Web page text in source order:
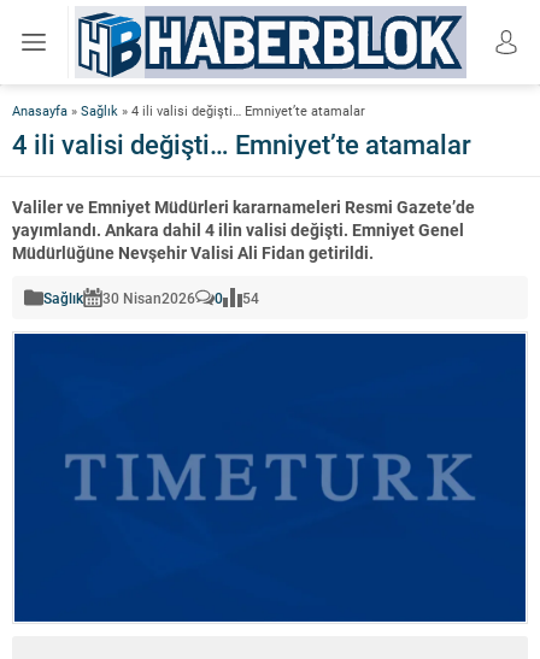
Anasayfa » Sağlık » 4 ili valisi değişti… Emniyet’te atamalar
4 ili valisi değişti… Emniyet’te atamalar
Valiler ve Emniyet Müdürleri kararnameleri Resmi Gazete’de
yayımlandı. Ankara dahil 4 ilin valisi değişti. Emniyet Genel
Müdürlüğüne Nevşehir Valisi Ali Fidan getirildi.
Sağlık 30 Nisan2026 0 54